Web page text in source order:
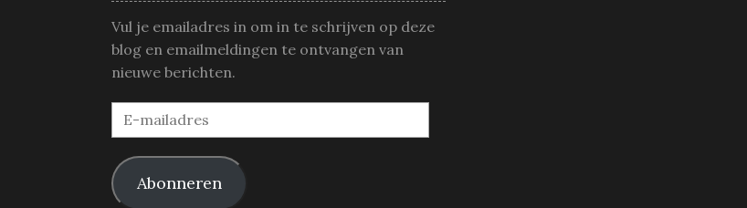
Vul je emailadres in om in te schrijven op deze
blog en emailmeldingen te ontvangen van
nieuwe berichten.
E-
mailadres
Abonneren